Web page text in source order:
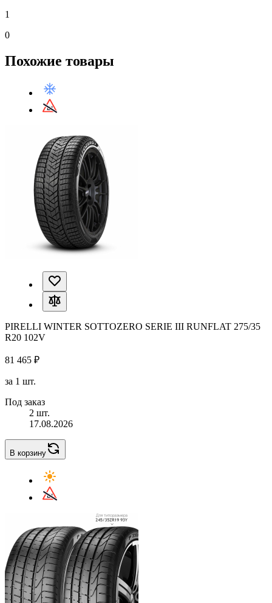
1
0
Похожие товары
PIRELLI WINTER SOTTOZERO SERIE III RUNFLAT 275/35
R20 102V
81 465 ₽
за 1 шт.
Под заказ
2 шт.
17.08.2026
В корзину